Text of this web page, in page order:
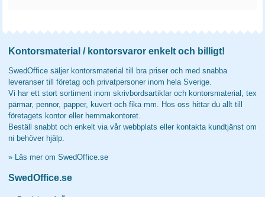
Kontorsmaterial / kontorsvaror enkelt och billigt!
SwedOffice säljer kontorsmaterial till bra priser och med snabba
leveranser till företag och privatpersoner inom hela Sverige.
Vi har ett stort sortiment inom skrivbordsartiklar och kontorsmaterial, tex
pärmar, pennor, papper, kuvert och fika mm. Hos oss hittar du allt till
företagets kontor eller hemmakontoret.
Beställ snabbt och enkelt via vår webbplats eller kontakta kundtjänst om
ni behöver hjälp.
» Läs mer om SwedOffice.se
SwedOffice.se